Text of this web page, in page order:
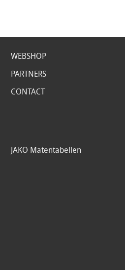
WEBSHOP
PARTNERS
CONTACT
JAKO Matentabellen